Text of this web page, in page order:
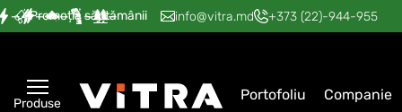
Promoția săptămânii
— — — — — info@vitra.md +373 (22)-944-955
Produse Portofoliu Companie